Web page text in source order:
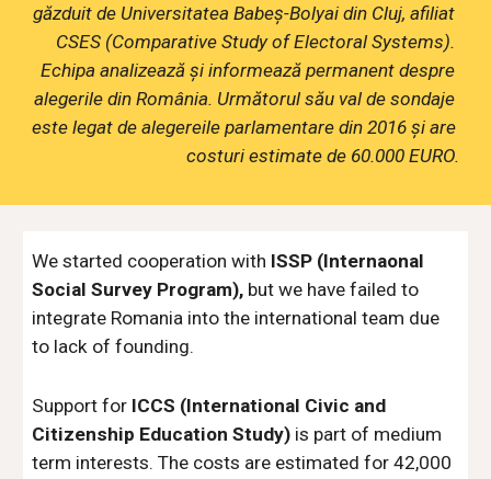
găzduit de Universitatea Babeș-Bolyai din Cluj, afiliat
CSES (Comparative Study of Electoral Systems).
Echipa analizează și informează permanent despre
alegerile din România. Următorul său val de sondaje
este legat de alegereile parlamentare din 2016 și are
costuri estimate de 60.000 EURO.
We started cooperation with ISSP (Internaonal
Social Survey Program), but we have failed to
integrate Romania into the international team due
to lack of founding.
Support for ICCS (International Civic and
Citizenship Education Study) is part of medium
term interests. The costs are estimated for 42,000